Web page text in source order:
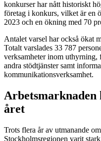
konkurser har nått historiskt
företag i konkurs, vilket är en
2023 och en ökning med 70
Antalet varsel har också ökat
Totalt varslades 33 787
verksamheter inom uthyrning,
andra stödtjänster samt
kommunikationsverksamhet.
Arbetsmarknaden
året
Trots flera år av utmanande
Stockholmsregionen varit